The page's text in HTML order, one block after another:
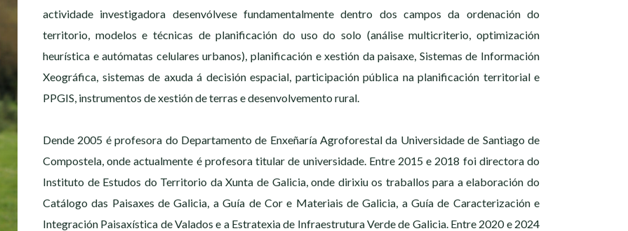
actividade investigadora desenvólvese fundamentalmente dentro dos campos da ordenación do
territorio, modelos e técnicas de planificación do uso do solo (análise multicriterio, optimización
heurística e autómatas celulares urbanos), planificación e xestión da paisaxe, Sistemas de Información
Xeográfica, sistemas de axuda á decisión espacial, participación pública na planificación territorial e
PPGIS, instrumentos de xestión de terras e desenvolvemento rural.
Dende 2005 é profesora do Departamento de Enxeñaría Agroforestal da Universidade de Santiago de
Compostela, onde actualmente é profesora titular de universidade. Entre 2015 e 2018 foi directora do
Instituto de Estudos do Territorio da Xunta de Galicia, onde dirixiu os traballos para a elaboración do
Catálogo das Paisaxes de Galicia, a Guía de Cor e Materiais de Galicia, a Guía de Caracterización e
Integración Paisaxística de Valados e a Estratexia de Infraestrutura Verde de Galicia. Entre 2020 e 2024